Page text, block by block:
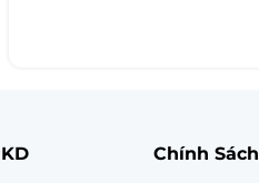
Chính Sách